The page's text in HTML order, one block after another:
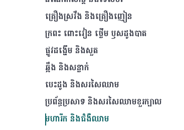
គ្រឿងស្រវឹង​ និងគ្រឿងញៀន
ក្រពះ​ ពោះវៀន​ ថ្លើម ឫសដូងបាត
ផ្លូវដង្ហើម និងសួត
ឆ្អឹង​ និងសន្លាក់
បេះដូង និងសរសៃឈាម
ប្រព័ន្ធប្រសាទ និងសរសៃឈាមខួរក្បាល
មហារីក និងជំងឺឈាម